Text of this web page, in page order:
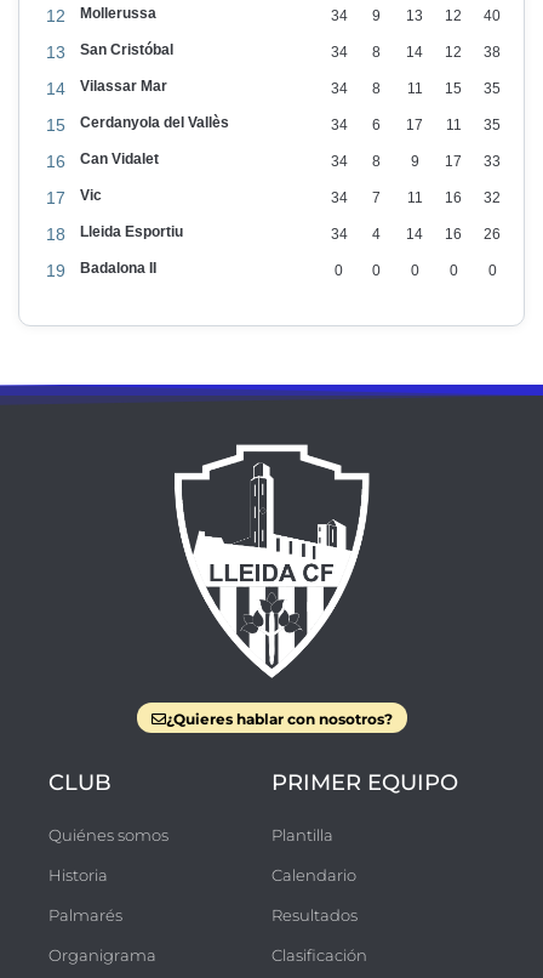
12 Mollerussa 34 9 13 12 40
13 San Cristóbal 34 8 14 12 38
14 Vilassar Mar 34 8 11 15 35
15 Cerdanyola del Vallès 34 6 17 11 35
16 Can Vidalet 34 8 9 17 33
17 Vic 34 7 11 16 32
18 Lleida Esportiu 34 4 14 16 26
19 Badalona II 0 0 0 0 0
¿Quieres hablar con nosotros?
CLUB
Quiénes somos
Historia
Palmarés
Organigrama
PRIMER EQUIPO
Plantilla
Calendario
Resultados
Clasificación